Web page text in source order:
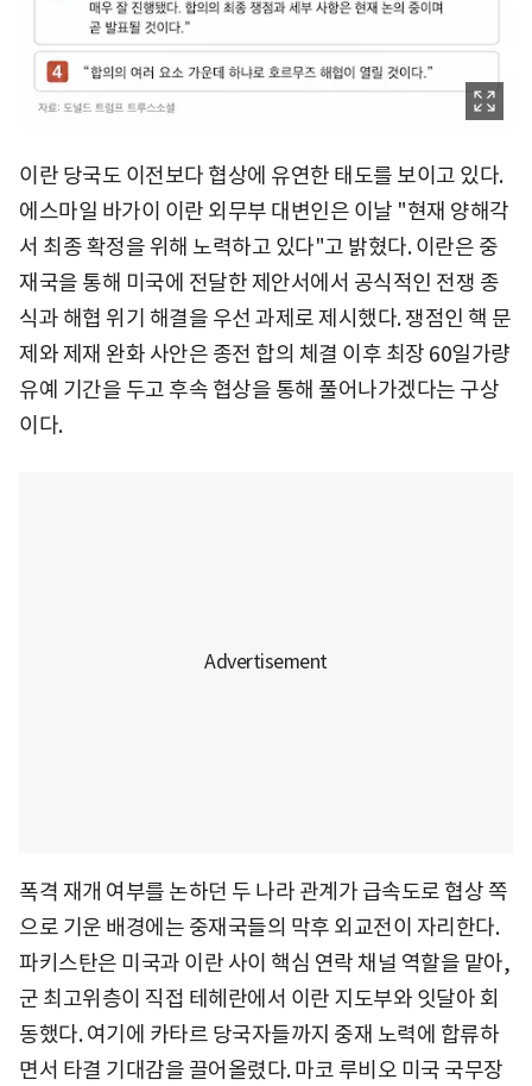
이란 당국도 이전보다 협상에 유연한 태도를 보이고 있다.
에스마일 바가이 이란 외무부 대변인은 이날 "현재 양해각
서 최종 확정을 위해 노력하고 있다"고 밝혔다. 이란은 중
재국을 통해 미국에 전달한 제안서에서 공식적인 전쟁 종
식과 해협 위기 해결을 우선 과제로 제시했다. 쟁점인 핵 문
제와 제재 완화 사안은 종전 합의 체결 이후 최장 60일가량
유예 기간을 두고 후속 협상을 통해 풀어나가겠다는 구상
이다.
폭격 재개 여부를 논하던 두 나라 관계가 급속도로 협상 쪽
으로 기운 배경에는 중재국들의 막후 외교전이 자리한다.
파키스탄은 미국과 이란 사이 핵심 연락 채널 역할을 맡아,
군 최고위층이 직접 테헤란에서 이란 지도부와 잇달아 회
동했다. 여기에 카타르 당국자들까지 중재 노력에 합류하
면서 타결 기대감을 끌어올렸다. 마코 루비오 미국 국무장